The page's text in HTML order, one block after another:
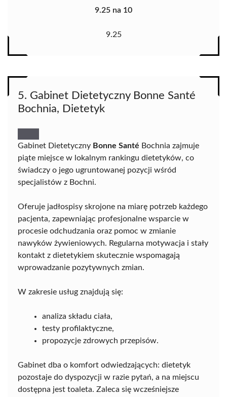
9.25 na 10
9.25
5. Gabinet Dietetyczny Bonne Santé
Bochnia, Dietetyk
Gabinet Dietetyczny Bonne Santé Bochnia zajmuje
piąte miejsce w lokalnym rankingu dietetyków, co
świadczy o jego ugruntowanej pozycji wśród
specjalistów z Bochni.
Oferuje jadłospisy skrojone na miarę potrzeb każdego
pacjenta, zapewniając profesjonalne wsparcie w
procesie odchudzania oraz pomoc w zmianie
nawyków żywieniowych. Regularna motywacja i stały
kontakt z dietetykiem skutecznie wspomagają
wprowadzanie pozytywnych zmian.
W zakresie usług znajdują się:
analiza składu ciała,
testy profilaktyczne,
propozycje zdrowych przepisów.
Gabinet dba o komfort odwiedzających: dietetyk
pozostaje do dyspozycji w razie pytań, a na miejscu
dostępna jest toaleta. Zaleca się wcześniejsze